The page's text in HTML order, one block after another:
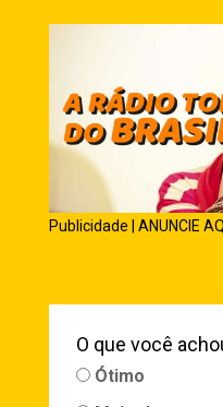
Publicidade | ANUNCIE
O que você
Ótimo